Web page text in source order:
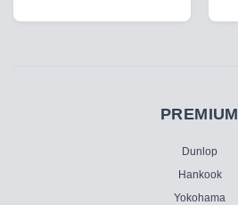
PREMIUM
Dunlop
Hankook
Yokohama